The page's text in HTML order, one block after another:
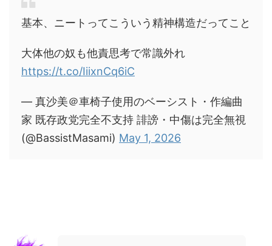
基本、ニートってこういう精神構造だってこと
大体他の奴も他責思考で常識外れ
https://t.co/IiixnCq6iC
— 真沙美＠車椅子使用のベーシスト・作編曲
家 既存政党完全不支持 誹謗・中傷は完全無視
(@BassistMasami) May 1, 2026